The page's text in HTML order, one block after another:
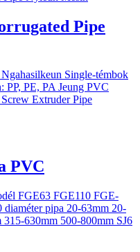
Pipe
Single-témbok
PP, PE, PA Jeung PVC
Extruder Pipe
PVC
FGE63 FGE110 FGE-
pipa 20-63mm 20-
630mm 500-800mm SJ6